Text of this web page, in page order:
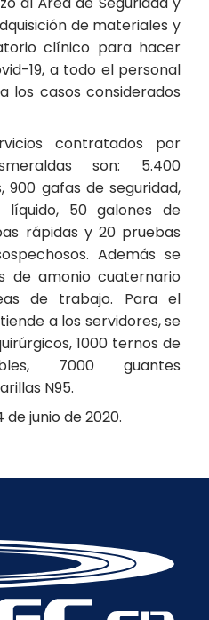
de materiales y
clínico para hacer
19, a todo el personal
los casos considerados
contratados por
son: 5.400
900 gafas de seguridad,
50 galones de
rápidas y 20 pruebas
Además se
de amonio cuaternario
de trabajo. Para el
a los servidores, se
1000 ternos de
7000 guantes
N95.
junio de 2020.